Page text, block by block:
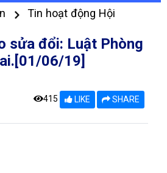
Tin hoạt động Hội
sửa đổi: Luật Phòng
06/19]
415 LIKE SHARE